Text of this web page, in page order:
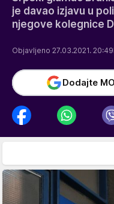
je davao izjavu u
njegove kolegnice
Objavljeno 27.03.2021.
Dodajte